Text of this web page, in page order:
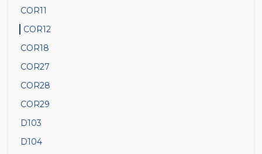
COR11
COR12
COR18
COR27
COR28
COR29
D103
D104